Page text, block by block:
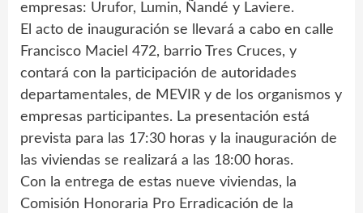
empresas: Urufor, Lumin, Ñandé y Laviere.
El acto de inauguración se llevará a cabo en calle
Francisco Maciel 472, barrio Tres Cruces, y
contará con la participación de autoridades
departamentales, de MEVIR y de los organismos y
empresas participantes. La presentación está
prevista para las 17:30 horas y la inauguración de
las viviendas se realizará a las 18:00 horas.
Con la entrega de estas nueve viviendas, la
Comisión Honoraria Pro Erradicación de la